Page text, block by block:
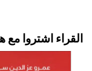
القراء اشتروا مع